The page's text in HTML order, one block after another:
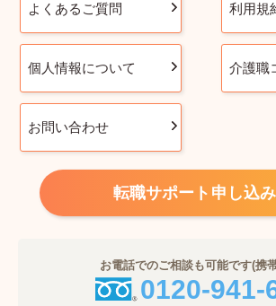
よくあるご質問 利用規
個人情報について 介護職
お問い合わせ
転職サポート申し込み
お電話でのご相談も可能です(携
0120-941-